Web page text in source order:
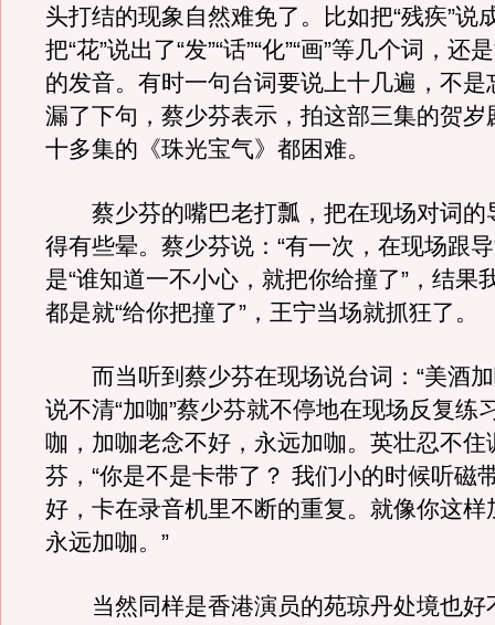
头打结的现象自然难免了。比如把“残疾”说
把“花”说出了“发”“话”“化”“画”等几个词，还
的发音。有时一句台词要说上十几遍，不是
漏了下句，蔡少芬表示，拍这部三集的贺岁
十多集的《珠光宝气》都困难。
蔡少芬的嘴巴老打瓢，把在现场对词的
得有些晕。蔡少芬说：“有一次，在现场跟
是“谁知道一不小心，就把你给撞了”，结果
都是就“给你把撞了”，王宁当场就抓狂了。
而当听到蔡少芬在现场说台词：“美酒加
说不清“加咖”蔡少芬就不停地在现场反复练
咖，加咖老念不好，永远加咖。英壮忍不住
芬，“你是不是卡带了？ 我们小的时候听磁
好，卡在录音机里不断的重复。就像你这样
永远加咖。”
当然同样是香港演员的苑琼丹处境也好